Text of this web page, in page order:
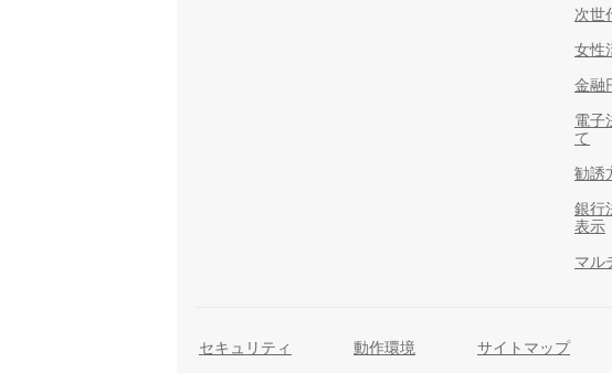
次世
女性
金融
電子
て
勧誘
銀行
表示
マル
セキュリティ 動作環境 サイトマップ